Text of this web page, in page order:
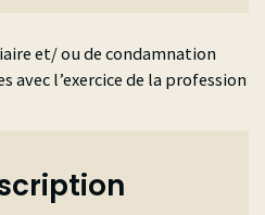
et/ ou de condamnation
l’exercice de la profession